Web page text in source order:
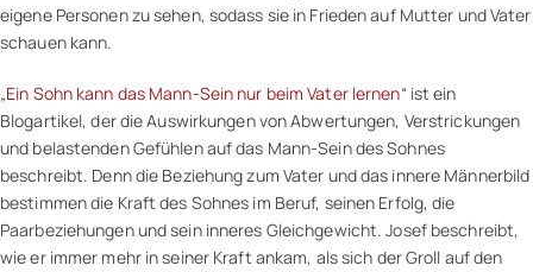
eigene Personen zu sehen, sodass sie in Frieden auf Mutter und Vater
schauen kann.
„Ein Sohn kann das Mann-Sein nur beim Vater lernen“ ist ein
Blogartikel, der die Auswirkungen von Abwertungen, Verstrickungen
und belastenden Gefühlen auf das Mann-Sein des Sohnes
beschreibt. Denn die Beziehung zum Vater und das innere Männerbild
bestimmen die Kraft des Sohnes im Beruf, seinen Erfolg, die
Paarbeziehungen und sein inneres Gleichgewicht. Josef beschreibt,
wie er immer mehr in seiner Kraft ankam, als sich der Groll auf den